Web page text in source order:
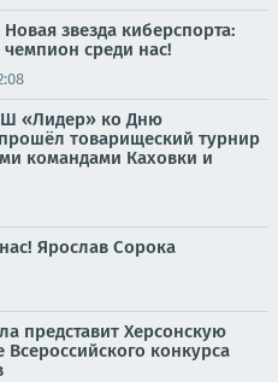
звезда киберспорта:
среди нас!
«Лидер» ко Дню
товарищеский турнир
командами Каховки и
Ярослав Сорока
представит Херсонскую
конкурса